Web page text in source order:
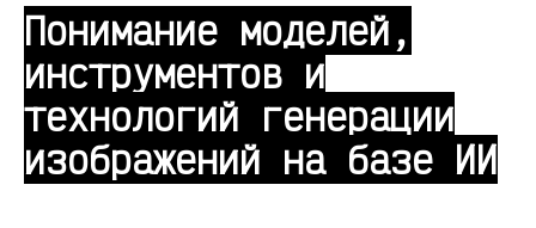
Понимание моделей,
инструментов и
технологий генерации
изображений на базе ИИ